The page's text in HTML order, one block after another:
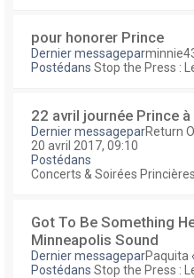
pour honorer Prince
Dernier messagepar
Postédans Stop the Press :
22 avril journée Prince à
Dernier messageparReturn
20 avril 2017, 09:10
Postédans
Concerts & Soirées
Got To Be Something
Minneapolis Sound
Dernier messageparPaquita
Postédans Stop the Press :